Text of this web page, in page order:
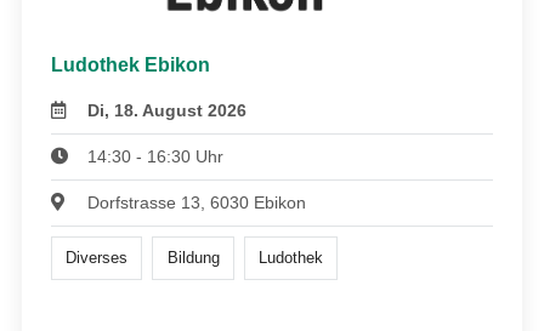
Ludothek Ebikon
Di, 18. August 2026
14:30 - 16:30 Uhr
Dorfstrasse 13, 6030 Ebikon
Diverses Bildung Ludothek